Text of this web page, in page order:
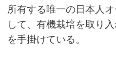
所有する唯一の日本人
して、有機栽培を取り
を手掛けている。